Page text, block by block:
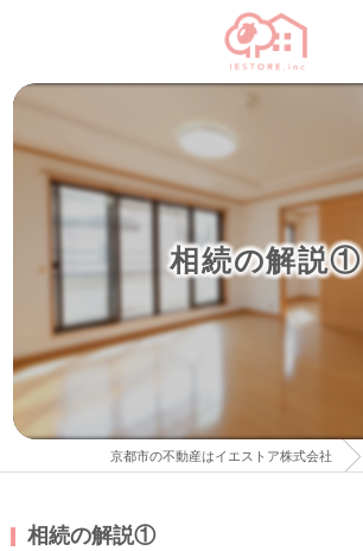
相続の解説①
京都市の不動産はイエストア株式会社
相続の解説①